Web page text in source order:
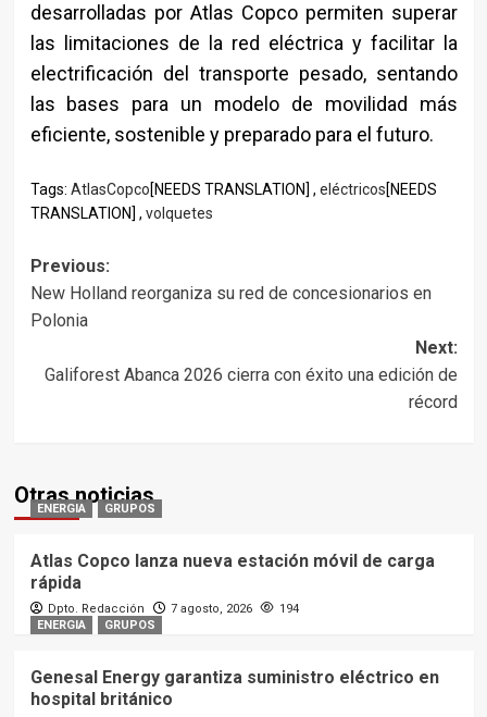
desarrolladas por Atlas Copco permiten superar
las limitaciones de la red eléctrica y facilitar la
electrificación del transporte pesado, sentando
las bases para un modelo de movilidad más
eficiente, sostenible y preparado para el futuro.
Tags: AtlasCopco[NEEDS TRANSLATION] , eléctricos[NEEDS
TRANSLATION] , volquetes
Post
navigation
Previous:
New Holland reorganiza su red de concesionarios en
Polonia
Next:
Galiforest Abanca 2026 cierra con éxito una edición de
récord
Otras noticias
ENERGIA GRUPOS
Atlas Copco lanza nueva estación móvil de carga
rápida
Dpto. Redacción 7 agosto, 2026
194
ENERGIA
GRUPOS
Genesal Energy garantiza suministro eléctrico en
hospital británico